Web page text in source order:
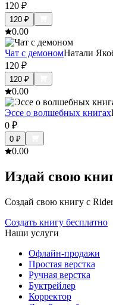
120 ₽
120 ₽
0.00
Чат с демономНатали
120 ₽
120 ₽
0.00
Эссе о волшебных книгах
0 ₽
0 ₽
0.00
Издай свою
Создай свою книгу с
Создать книгу бесплатно
Наши услуги
Офлайн-продажи
Простая верстка
Ручная верстка
Буктрейлер
Корректор